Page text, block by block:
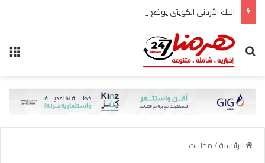
بحث عن
الرئيسية/محليات